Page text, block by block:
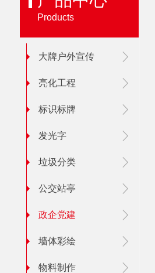
Products
大牌户外宣传
亮化工程
标识标牌
发光字
垃圾分类
公交站亭
政企党建
墙体彩绘
物料制作